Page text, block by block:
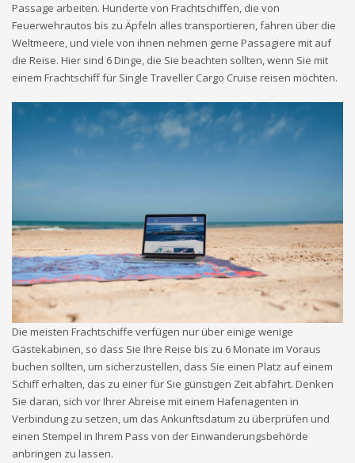
Passage arbeiten. Hunderte von Frachtschiffen, die von
Feuerwehrautos bis zu Äpfeln alles transportieren, fahren über die
Weltmeere, und viele von ihnen nehmen gerne Passagiere mit auf
die Reise. Hier sind 6 Dinge, die Sie beachten sollten, wenn Sie mit
einem Frachtschiff für Single Traveller Cargo Cruise reisen möchten.
Die meisten Frachtschiffe verfügen nur über einige wenige
Gästekabinen, so dass Sie Ihre Reise bis zu 6 Monate im Voraus
buchen sollten, um sicherzustellen, dass Sie einen Platz auf einem
Schiff erhalten, das zu einer für Sie günstigen Zeit abfährt. Denken
Sie daran, sich vor Ihrer Abreise mit einem Hafenagenten in
Verbindung zu setzen, um das Ankunftsdatum zu überprüfen und
einen Stempel in Ihrem Pass von der Einwanderungsbehörde
anbringen zu lassen.